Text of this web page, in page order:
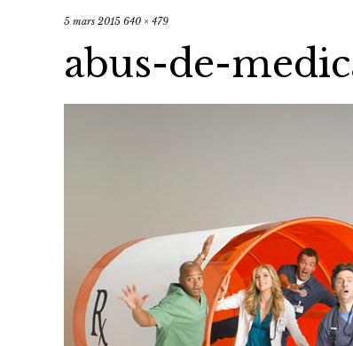
5 mars 2015 640 × 479
abus-de-